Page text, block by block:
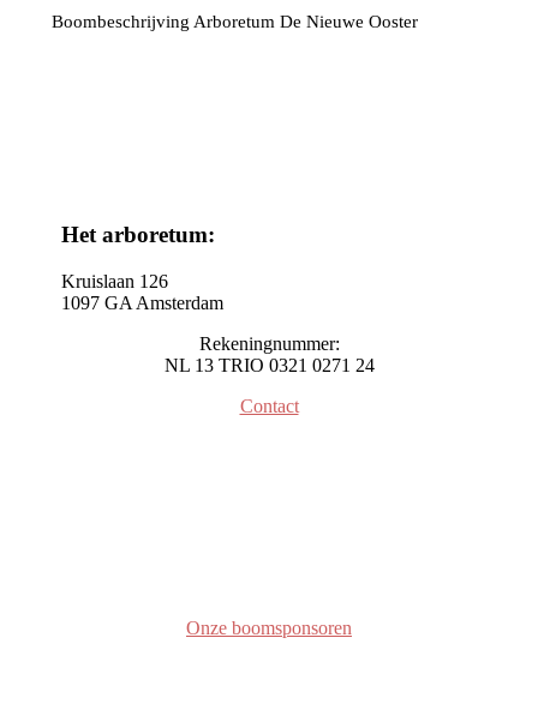
Boombeschrijving Arboretum De Nieuwe Ooster
Het arboretum:
Kruislaan 126
1097 GA Amsterdam
Rekeningnummer:
NL 13 TRIO 0321 0271 24
Contact
Onze boomsponsoren